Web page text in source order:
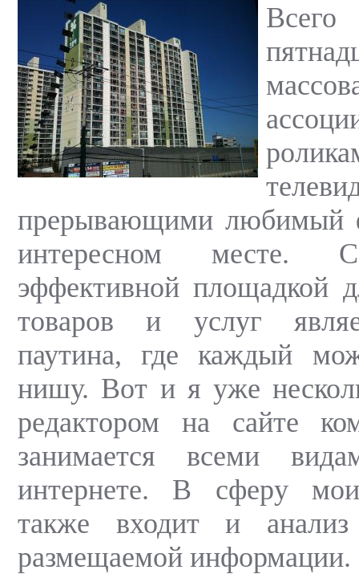
прерывающими любимый
интересном месте.
эффективной площадкой
товаров и услуг
паутина, где каждый
нишу. Вот и я уже
редактором на сайте
занимается всеми
интернете. В сферу
также входит и анализ
размещаемой информации.